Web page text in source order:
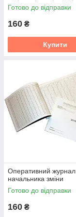
Готово до відправки
160 ₴
Купити
Оперативний журнал
начальника зміни
Готово до відправки
160 ₴